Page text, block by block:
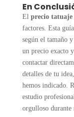
En
El precio tatuaje
factores. Esta
según el tamaño
un precio exacto y
contactar
detalles de tu
hemos indicado.
estudio
orgulloso durante